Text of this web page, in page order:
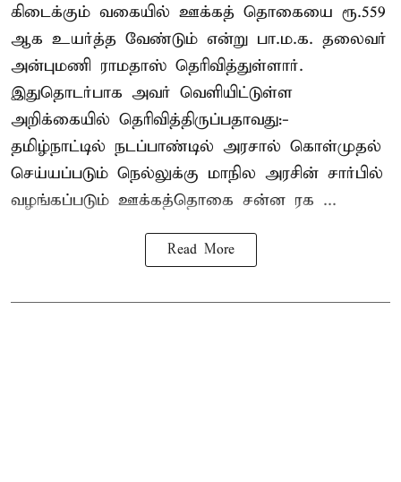
கிடைக்கும் வகையில் ஊக்கத் தொகையை ரூ.559
ஆக உயர்த்த வேண்டும் என்று பா.ம.க. தலைவர்
அன்புமணி ராமதாஸ் தெரிவித்துள்ளார்.
இதுதொடர்பாக அவர் வெளியிட்டுள்ள
அறிக்கையில் தெரிவித்திருப்பதாவது:-
தமிழ்நாட்டில் நடப்பாண்டில் அரசால் கொள்முதல்
செய்யப்படும் நெல்லுக்கு மாநில அரசின் சார்பில்
வழங்கப்படும் ஊக்கத்தொகை சன்ன ரக ...
Read More